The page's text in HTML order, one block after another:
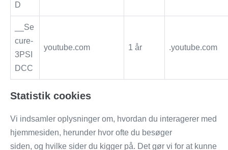
D
__Se
cure-
3PSI
DCC
youtube.com 1 år .youtube.com
Statistik cookies
Vi indsamler oplysninger om, hvordan du interagerer med
hjemmesiden, herunder hvor ofte du besøger
siden, og hvilke sider du kigger på. Det gør vi for at kunne